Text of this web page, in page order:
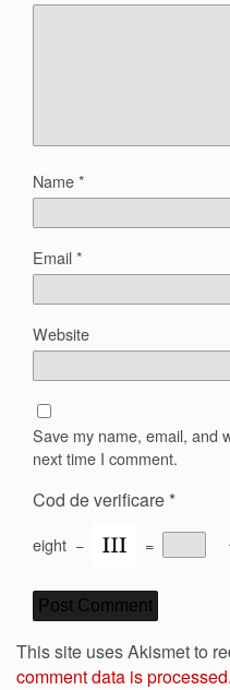
Name*
Email*
Website
Save my name, email, and
next time I comment.
Cod de verificare *
eight − =
This site uses Akismet to
comment data is processed.